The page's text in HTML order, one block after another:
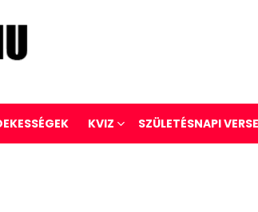
KVIZ SZÜLETÉSNAPI